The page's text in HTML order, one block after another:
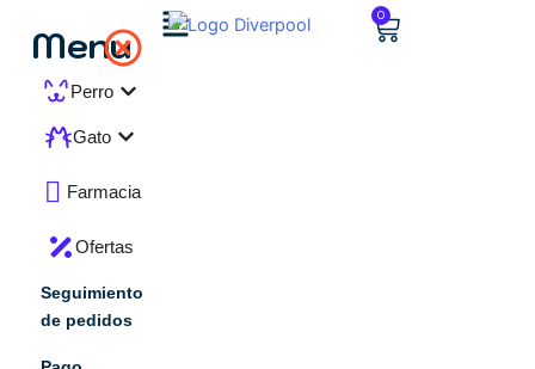
Menu
Perro Abrir Perro
Gato Abrir Gato
Farmacia
Ofertas
Seguimiento
de pedidos
0
Carrito